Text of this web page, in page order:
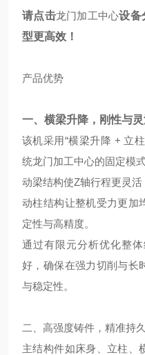
请点击龙门加工中心设备
型更高效！
产品优势
一、横梁升降，刚性与
该机采用“横梁升降 + 立
统龙门加工中心的固定模式
动梁结构使Z轴行程更灵
动柱结构让整机受力更加
定性与高精度。
通过有限元分析优化整
好，确保在强力切削与长
与稳定性。
二、高强度铸件，精准持久
主结构件如床身、立柱、